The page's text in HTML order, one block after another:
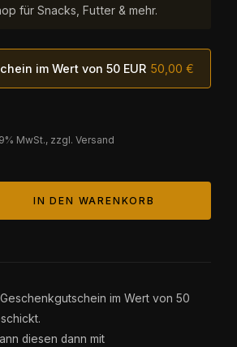
für Snacks, Futter & mehr.
im Wert von 50 EUR 50,00 €
% MwSt., zzgl. Versand
IN DEN WARENKORB
im Wert von 50
diesen dann mit